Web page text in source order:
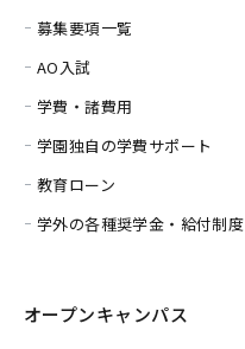
募集要項一覧
AO入試
学費・諸費用
学園独自の学費サポート
教育ローン
学外の各種奨学金・給付制度
オープンキャンパス